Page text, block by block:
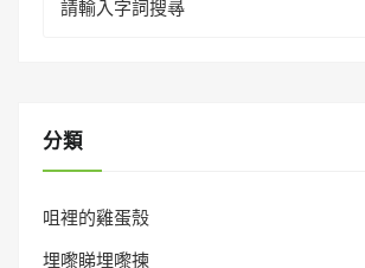
for:
分類
咀裡的雞蛋殼
埋嚟睇埋嚟揀